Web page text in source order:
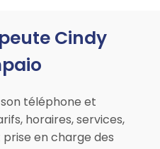
Cindy
téléphone et
horaires, services,
en charge des